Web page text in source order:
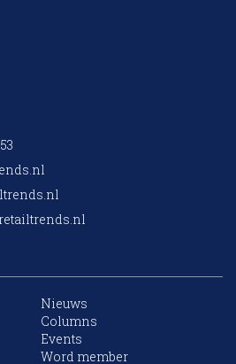
Nieuws
Columns
Events
Word member